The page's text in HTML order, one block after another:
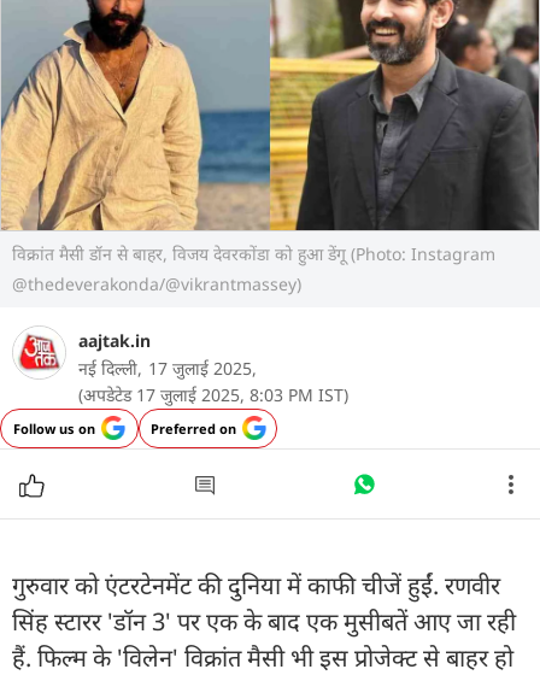
विक्रांत मैसी डॉन से बाहर, विजय देवरकोंडा को हुआ डेंगू (Photo: Instagram
@thedeverakonda/@vikrantmassey)
aajtak.in
नई दिल्ली, 17 जुलाई 2025,
(अपडेटेड 17 जुलाई 2025, 8:03 PM IST)
Follow us on Preferred on
गुरुवार को एंटरटेनमेंट की दुनिया में काफी चीजें हुईं. रणवीर
सिंह स्टारर 'डॉन 3' पर एक के बाद एक मुसीबतें आए जा रही
हैं. फिल्म के 'विलेन' विक्रांत मैसी भी इस प्रोजेक्ट से बाहर हो